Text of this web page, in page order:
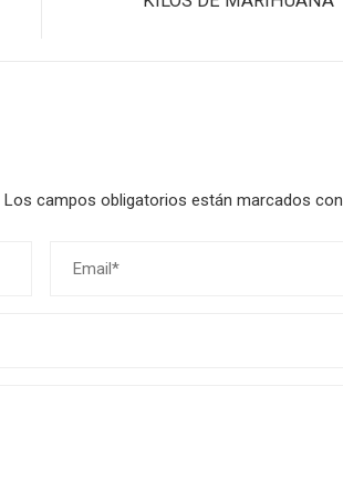
Los campos obligatorios están marcados con